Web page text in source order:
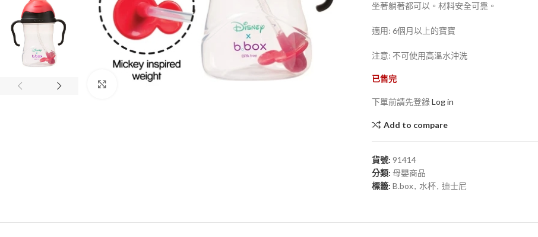
Click to enlarge
坐著躺著都可以。材料安全可靠。
適用: 6個月以上的寶寶
注意: 不可使用高溫水沖洗
已售完
下單前請先登錄Log in
Add to compare
貨號: 91414
分類: 母嬰商品
標籤: B.box, 水杯, 迪士尼